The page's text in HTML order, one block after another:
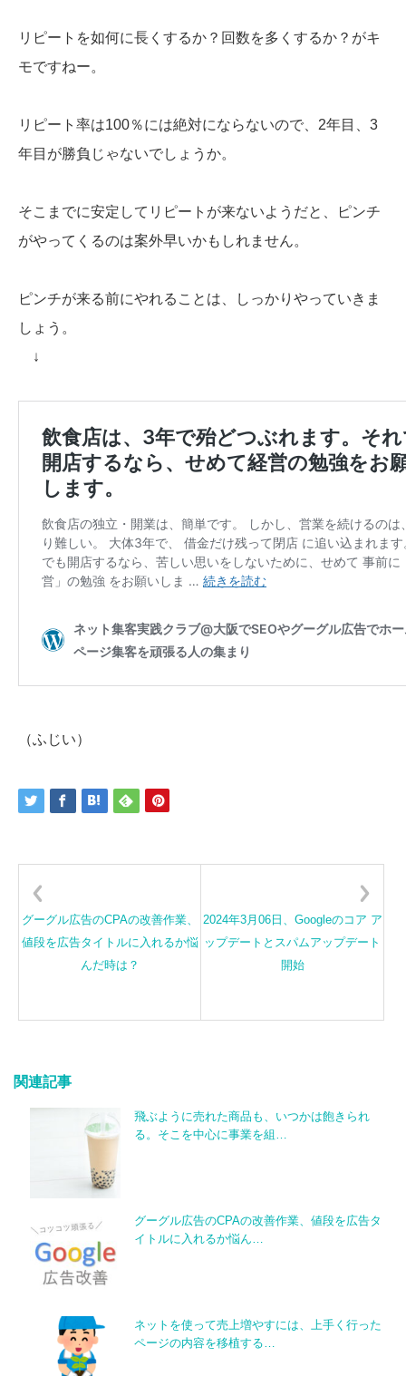
リピートを如何に長くするか？回数を多くするか？がキ
モですねー。
リピート率は100％には絶対にならないので、2年目、3
年目が勝負じゃないでしょうか。
そこまでに安定してリピートが来ないようだと、ピンチ
がやってくるのは案外早いかもしれません。
ピンチが来る前にやれることは、しっかりやっていきま
しょう。
↓
（ふじい）
グーグル広告のCPAの改善作業、
値段を広告タイトルに入れるか悩
んだ時は？
2024年3月06日、Googleのコア ア
ップデートとスパムアップデート
開始
関連記事
飛ぶように売れた商品も、いつかは飽きられ
る。そこを中心に事業を組…
グーグル広告のCPAの改善作業、値段を広告タ
イトルに入れるか悩ん…
ネットを使って売上増やすには、上手く行った
ページの内容を移植する…